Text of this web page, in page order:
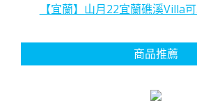
【宜蘭】山月22宜蘭礁溪Villa
商品推薦